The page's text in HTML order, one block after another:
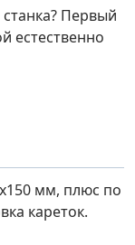
Первый
естественно
мм, плюс по
кареток.